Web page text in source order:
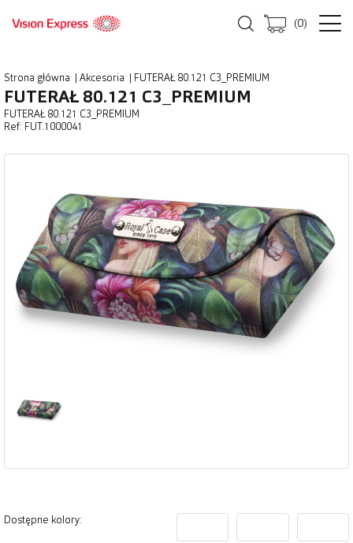
(0)
Strona główna Akcesoria FUTERAŁ 80.121 C3_PREMIUM
FUTERAŁ 80.121 C3_PREMIUM
FUTERAŁ 80.121 C3_PREMIUM
Ref: FUT.1000041
Dostępne kolory: